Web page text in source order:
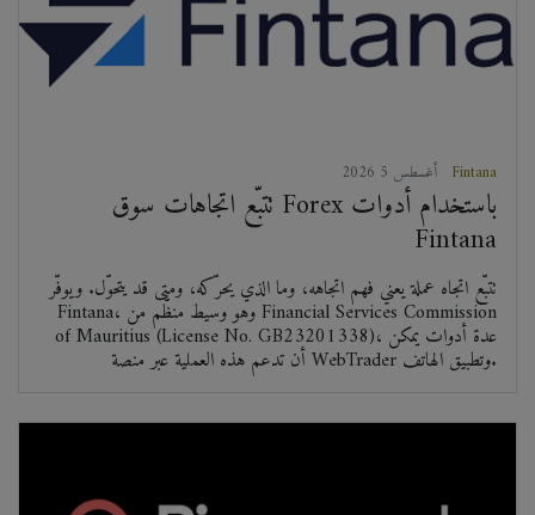
Fintana
تتبّع اتجاهات سوق Forex باستخدام أدوات
Fintana
تتبّع اتجاه عملة يعني فهم اتجاهه، وما الذي يحرّكه، ومتى قد يتحوّل. ويوفّر
Fintana، وهو وسيط منظّم من Financial Services Commission
of Mauritius (License No. GB23201338)، عدة أدوات يمكن
أن تدعم هذه العملية عبر منصة WebTrader وتطبيق الهاتف.